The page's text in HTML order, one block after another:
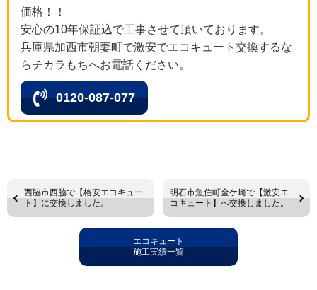
価格！！
安心の10年保証込で工事させて頂いております。
兵庫県加西市朝妻町で激安でエコキュート交換するな
らチカラもちへお電話ください。
0120-087-077
西脇市西脇で【格安エコキュー
ト】に交換しました。
明石市魚住町金ケ崎で【激安エ
コキュート】へ交換しました。
エコキュート
施工実績一覧